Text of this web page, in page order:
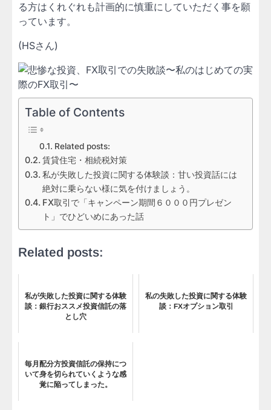
る方はくれぐれも計画的に慎重にしていただく事を願
っています。
(HSさん)
Table of Contents
Related posts:
賃貸住宅・相続税対策
私が失敗した投資に関する体験談：甘い投資話には
絶対に乗らない様に気を付けましょう。
FX取引で「キャンペーン期間６０００円プレゼン
ト」でひどいめにあった話
Related posts:
私が失敗した投資に関する体験
談：銀行おススメ投資信託の落
とし穴
私の失敗した投資に関する体験
談：FXオプション取引
毎月配分方投資信託の保持につ
いて身を切られていくような感
覚に陥ってしまった。